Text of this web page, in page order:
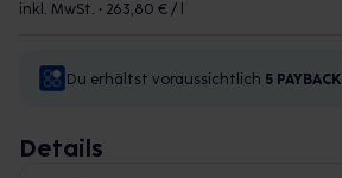
inkl. MwSt. • 263,80 € / l
Du erhältst voraussichtlich 5 PAYBACK
Details